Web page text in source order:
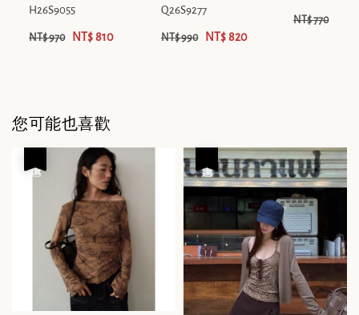
H26S9055
NT$ 970 NT$ 810
Q26S9277
NT$ 990 NT$ 820
NT$ 770
您可能也喜歡